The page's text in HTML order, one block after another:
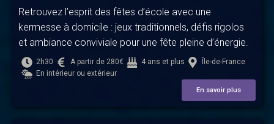
Retrouvez l’esprit des fêtes d’école avec une
kermesse à domicile : jeux traditionnels, défis rigolos
et ambiance conviviale pour une fête pleine d’énergie.
2h30 A partir de 280€ 4 ans et plus
Île-de-France
En intérieur ou extérieur
En savoir plus